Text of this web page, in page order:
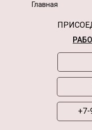
Главная
+7-